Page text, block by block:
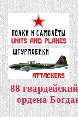
88
ордена